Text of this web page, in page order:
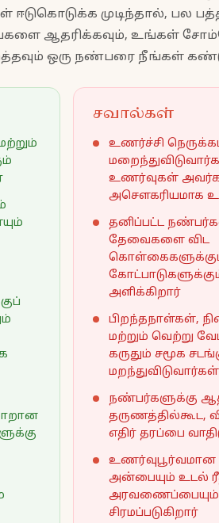
முடிந்தால், பல
ஆதரிக்கவும், உங்கள்
ஒரு நண்பரை நீங்கள்
சவால்கள்
உணர்ச்சி
உணர்வுகள்
அசௌகரியமாக
தனிப்பட்ட
தேவைகளை விட
அளிக்கிறார்
பிறந்தநாள்கள்,
மற்றும் வெற்று
கருதும் சமூக
மறந்துவிடுவார்கள்
நண்பர்களுக்கு
தருணத்தில்கூட,
எதிர் தரப்பை
அன்பையும் உடல்
அரவணைப்பையும்
சிரமப்படுகிறார்